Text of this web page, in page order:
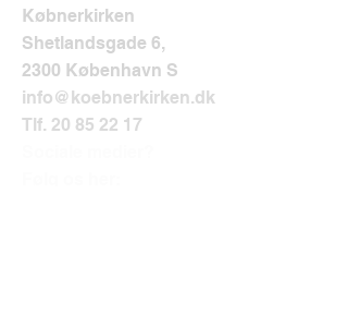
Købnerkirken
Shetlandsgade 6,
2300 København S
info@koebnerkirken.dk
Tlf. 20 85 22 17